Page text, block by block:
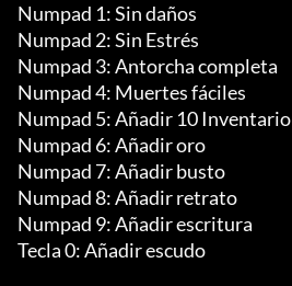
Numpad 1: Sin daños
Numpad 2: Sin Estrés
Numpad 3: Antorcha completa
Numpad 4: Muertes fáciles
Numpad 5: Añadir 10 Inventario
Numpad 6: Añadir oro
Numpad 7: Añadir busto
Numpad 8: Añadir retrato
Numpad 9: Añadir escritura
Tecla 0: Añadir escudo